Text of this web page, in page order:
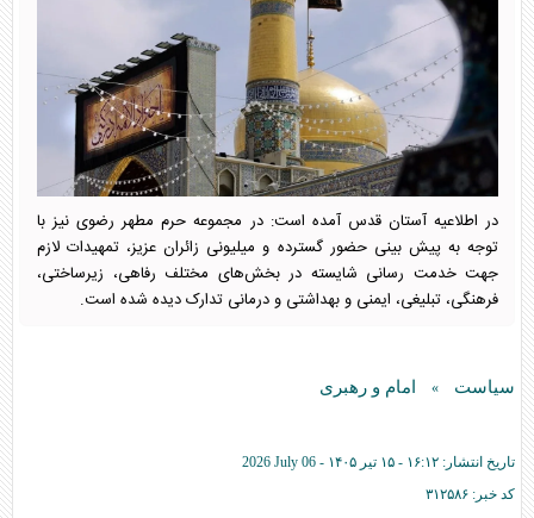
در اطلاعیه آستان قدس آمده است: در مجموعه حرم مطهر رضوی نیز با
توجه به پیش بینی حضور گسترده و میلیونی زائران عزیز، تمهیدات لازم
جهت خدمت رسانی شایسته در بخش‌های مختلف رفاهی، زیرساختی،
فرهنگی، تبلیغی، ایمنی و بهداشتی و درمانی تدارک دیده شده است.
سیاست » امام و رهبری
تاریخ انتشار: ۱۶:۱۲ - ۱۵ تير ۱۴۰۵ -
2026 July 06
کد خبر: ۳۱۲۵۸۶